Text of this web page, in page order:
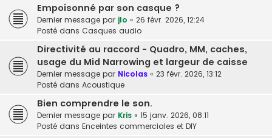
Empoisonné par son casque ?
Dernier message par jlo « 26 févr. 2026, 12:24
Posté dans Casques audio
Directivité au raccord - Quadro, MM, caches,
usage du Mid Narrowing et largeur de caisse
Dernier message par Nicolas « 23 févr. 2026, 13:12
Posté dans Acoustique
Bien comprendre le son.
Dernier message par Kris « 15 janv. 2026, 08:11
Posté dans Enceintes commerciales et DIY